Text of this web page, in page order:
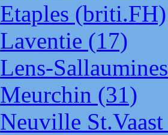
Etaples (briti.FH)
Laventie (17)
Lens-
Meurchin (31)
Neuville